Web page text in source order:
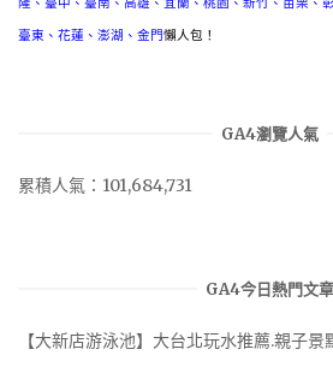
隆 、 臺中 、 臺南 、 高雄 、 宜蘭 、 桃園 、 新竹 、 苗栗 、
臺東 、 花蓮 、 澎湖 、 金門懶人包！
GA4瀏覽人氣
累積人氣：101,684,731
GA4今日熱門文章
【大新店游泳池】大台北玩水推薦.親子